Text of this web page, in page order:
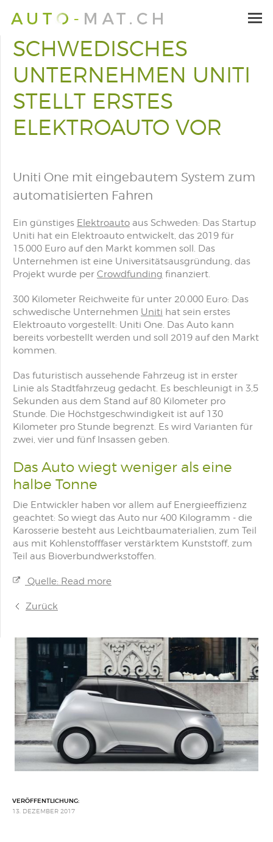
SCHWEDISCHES
UNTERNEHMEN UNITI
STELLT ERSTES
ELEKTROAUTO VOR
Uniti One mit eingebautem System zum
automatisierten Fahren
Ein günstiges Elektroauto aus Schweden: Das Startup
Uniti hat ein Elektroauto entwickelt, das 2019 für
15.000 Euro auf den Markt kommen soll. Das
Unternehmen ist eine Universitätsausgründung, das
Projekt wurde per Crowdfunding finanziert.
300 Kilometer Reichweite für unter 20.000 Euro: Das
schwedische Unternehmen Uniti hat sein erstes
Elektroauto vorgestellt: Uniti One. Das Auto kann
bereits vorbestellt werden und soll 2019 auf den Markt
kommen.
Das futuristisch aussehende Fahrzeug ist in erster
Linie als Stadtfahrzeug gedacht. Es beschleunigt in 3,5
Sekunden aus dem Stand auf 80 Kilometer pro
Stunde. Die Höchstgeschwindigkeit ist auf 130
Kilometer pro Stunde begrenzt. Es wird Varianten für
zwei, vier und fünf Insassen geben.
Das Auto wiegt weniger als eine
halbe Tonne
Die Entwickler haben vor allem auf Energieeffizienz
geachtet: So wiegt das Auto nur 400 Kilogramm - die
Karosserie besteht aus Leichtbaumaterialien, zum Teil
aus mit Kohlenstofffaser verstärktem Kunststoff, zum
Teil aus Bioverbundwerkstoffen.
Quelle: Read more
Zurück
VERÖFFENTLICHUNG:
13. DEZEMBER 2017